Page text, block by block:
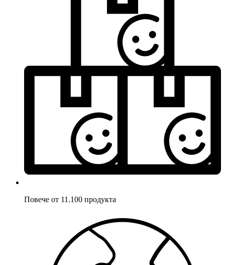
Повече от 11.100 продукта